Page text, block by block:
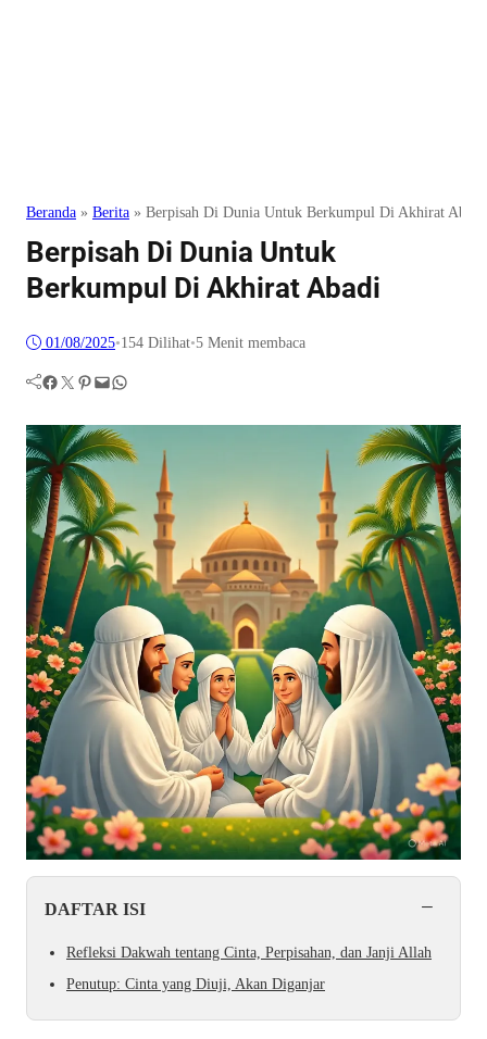
Beranda » Berita » Berpisah Di Dunia Untuk Berkumpul Di Akhirat Abadi
Berpisah Di Dunia Untuk
Berkumpul Di Akhirat Abadi
01/08/2025•154 Dilihat•5 Menit membaca
Facebook Twitter Pinterest Mail WhatsApp
DAFTAR ISI −
Refleksi Dakwah tentang Cinta, Perpisahan, dan Janji Allah
Penutup: Cinta yang Diuji, Akan Diganjar